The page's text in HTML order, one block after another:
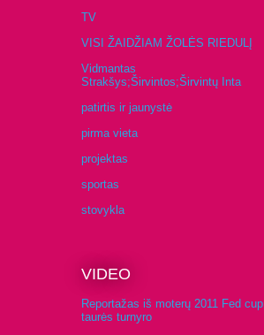
TV
VISI ŽAIDŽIAM ŽOLĖS RIEDULĮ
Vidmantas
Strakšys;Širvintos;Širvintų Inta
patirtis ir jaunystė
pirma vieta
projektas
sportas
stovykla
VIDEO
Reportažas iš moterų 2011 Fed cup
taurės turnyro